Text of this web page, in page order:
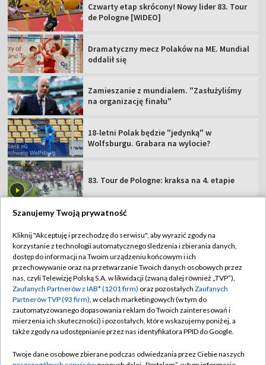
Czwarty etap skrócony! Nowy lider 83. Tour
de Pologne [WIDEO]
Dramatyczny mecz Polaków na ME. Mundial
oddalił się
Zamieszanie z mundialem. "Zasłużyliśmy
na organizację finału"
18-letni Polak będzie "jedynką" w
Wolfsburgu. Grabara na wylocie?
83. Tour de Pologne: kraksa na 4. etapie
TVP
Abonament TVP
Sklep TVP
Biuro Reklamy
Oferta Handlowa
Regulamin TVP
Polityka prywatności
Moje zgody
Biuro reklamy
Szanujemy Twoją prywatność
Kliknij "Akceptuję i przechodzę do serwisu", aby wyrazić zgody na
korzystanie z technologii automatycznego śledzenia i zbierania danych,
dostęp do informacji na Twoim urządzeniu końcowym i ich
przechowywanie oraz na przetwarzanie Twoich danych osobowych przez
nas, czyli Telewizję Polską S.A. w likwidacji (zwaną dalej również „TVP”),
Zaufanych Partnerów z IAB* (1201 firm) oraz pozostałych Zaufanych
Partnerów TVP (93 firm), w celach marketingowych (w tym do
zautomatyzowanego dopasowania reklam do Twoich zainteresowań i
mierzenia ich skuteczności) i pozostałych, które wskazujemy poniżej, a
także zgody na udostępnianie przez nas identyfikatora PPID do Google.
Twoje dane osobowe zbierane podczas odwiedzania przez Ciebie naszych